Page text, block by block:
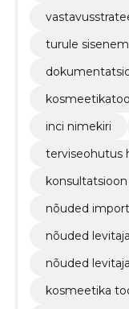
turule
inci nimekiri
terviseohutus
konsultatsioon
nõuded
nõuded
nõuded
kosmeetika